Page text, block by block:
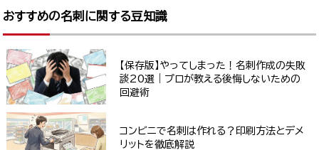
おすすめの名刺に関する豆知識
【保存版】やってしまった！名刺作成の失敗
談20選｜プロが教える後悔しないための
回避術
コンビニで名刺は作れる？印刷方法とデメ
リットを徹底解説